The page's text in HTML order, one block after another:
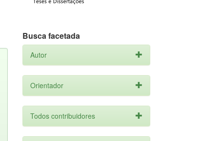
Busca facetada
Autor
Orientador
Todos contribuidores